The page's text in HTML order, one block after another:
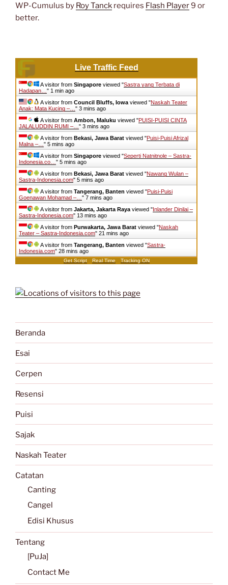
WP-Cumulus by Roy Tanck requires Flash Player9 or
better.
Live Traffic Feed
A visitor from Singapore viewed "Sastra yang Terbata di
Hadapan… " 1 min ago
A visitor from Council Bluffs, Iowa viewed "Naskah Teater
Anak: Mata Kucing –… " 3 mins ago
A visitor from Ambon, Maluku viewed "PUISI-PUISI CINTA
JALALUDDIN RUMI –… " 3 mins ago
A visitor from Bekasi, Jawa Barat viewed "Puisi-Puisi Afrizal
Malna –… " 5 mins ago
A visitor from Singapore viewed "Seperti Natnitnole – Sastra-
Indonesia.co… " 5 mins ago
A visitor from Bekasi, Jawa Barat viewed "Nawang Wulan –
Sastra-Indonesia.com" 5 mins ago
A visitor from Tangerang, Banten viewed "Puisi-Puisi
Goenawan Mohamad –… " 7 mins ago
A visitor from Jakarta, Jakarta Raya viewed " Inlander Dinilai –
Sastra-Indonesia.com" 13 mins ago
A visitor from Purwakarta, Jawa Barat viewed "Naskah
Teater – Sastra-Indonesia.com" 21 mins ago
A visitor from Tangerang, Banten viewed "Sastra-
Indonesia.com" 28 mins ago
Get Script Real Time Tracking ON
Beranda
Esai
Cerpen
Resensi
Puisi
Sajak
Naskah Teater
Catatan
Canting
Cangel
Edisi Khusus
Tentang
[PuJa]
Contact Me